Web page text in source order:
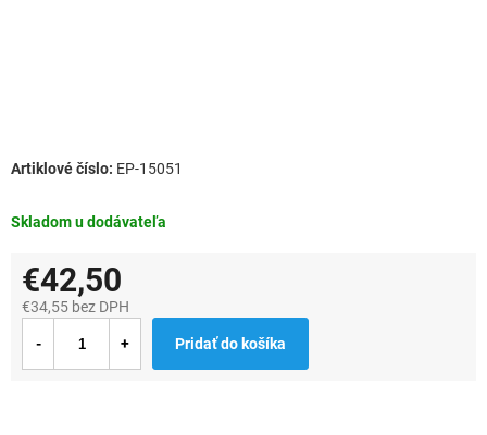
Skladom u dodávateľa
EP-15051
€42,50
€34,55 bez DPH
cena:
Pridať do košíka